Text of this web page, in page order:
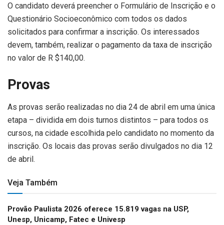
O candidato deverá preencher o Formulário de Inscrição e o
Questionário Socioeconômico com todos os dados
solicitados para confirmar a inscrição. Os interessados
devem, também, realizar o pagamento da taxa de inscrição
no valor de R $140,00.
Provas
As provas serão realizadas no dia 24 de abril em uma única
etapa – dividida em dois turnos distintos – para todos os
cursos, na cidade escolhida pelo candidato no momento da
inscrição. Os locais das provas serão divulgados no dia 12
de abril.
Veja Também
Provão Paulista 2026 oferece 15.819 vagas na USP,
Unesp, Unicamp, Fatec e Univesp